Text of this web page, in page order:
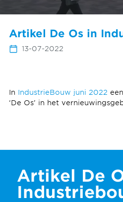
Artikel De Os in
13-07-2022
In IndustrieBouw juni 2022
‘De Os’ in het
Artikel De